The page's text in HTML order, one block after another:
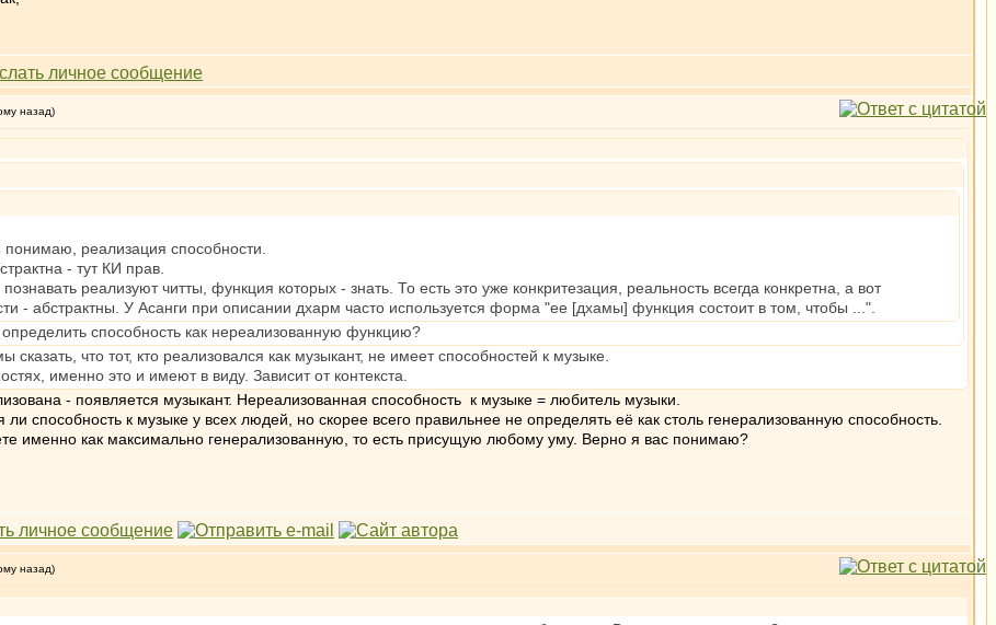
назад)
понимаю, реализация способности.
- тут КИ прав.
реализуют читты, функция которых - знать. То есть это уже конкритезация, реальность всегда конкретна, а вот
- абстрактны. У Асанги при описании дхарм часто используется форма "ее [дхамы] функция состоит в том, чтобы ...".
способность как нереализованную функцию?
что тот, кто реализовался как музыкант, не имеет способностей к музыке.
именно это и имеют в виду. Зависит от контекста.
- появляется музыкант. Нереализованная способность к музыке = любитель музыки.
способность к музыке у всех людей, но скорее всего правильнее не определять её как столь генерализованную способность.
именно как максимально генерализованную, то есть присущую любому уму. Верно я вас понимаю?
назад)